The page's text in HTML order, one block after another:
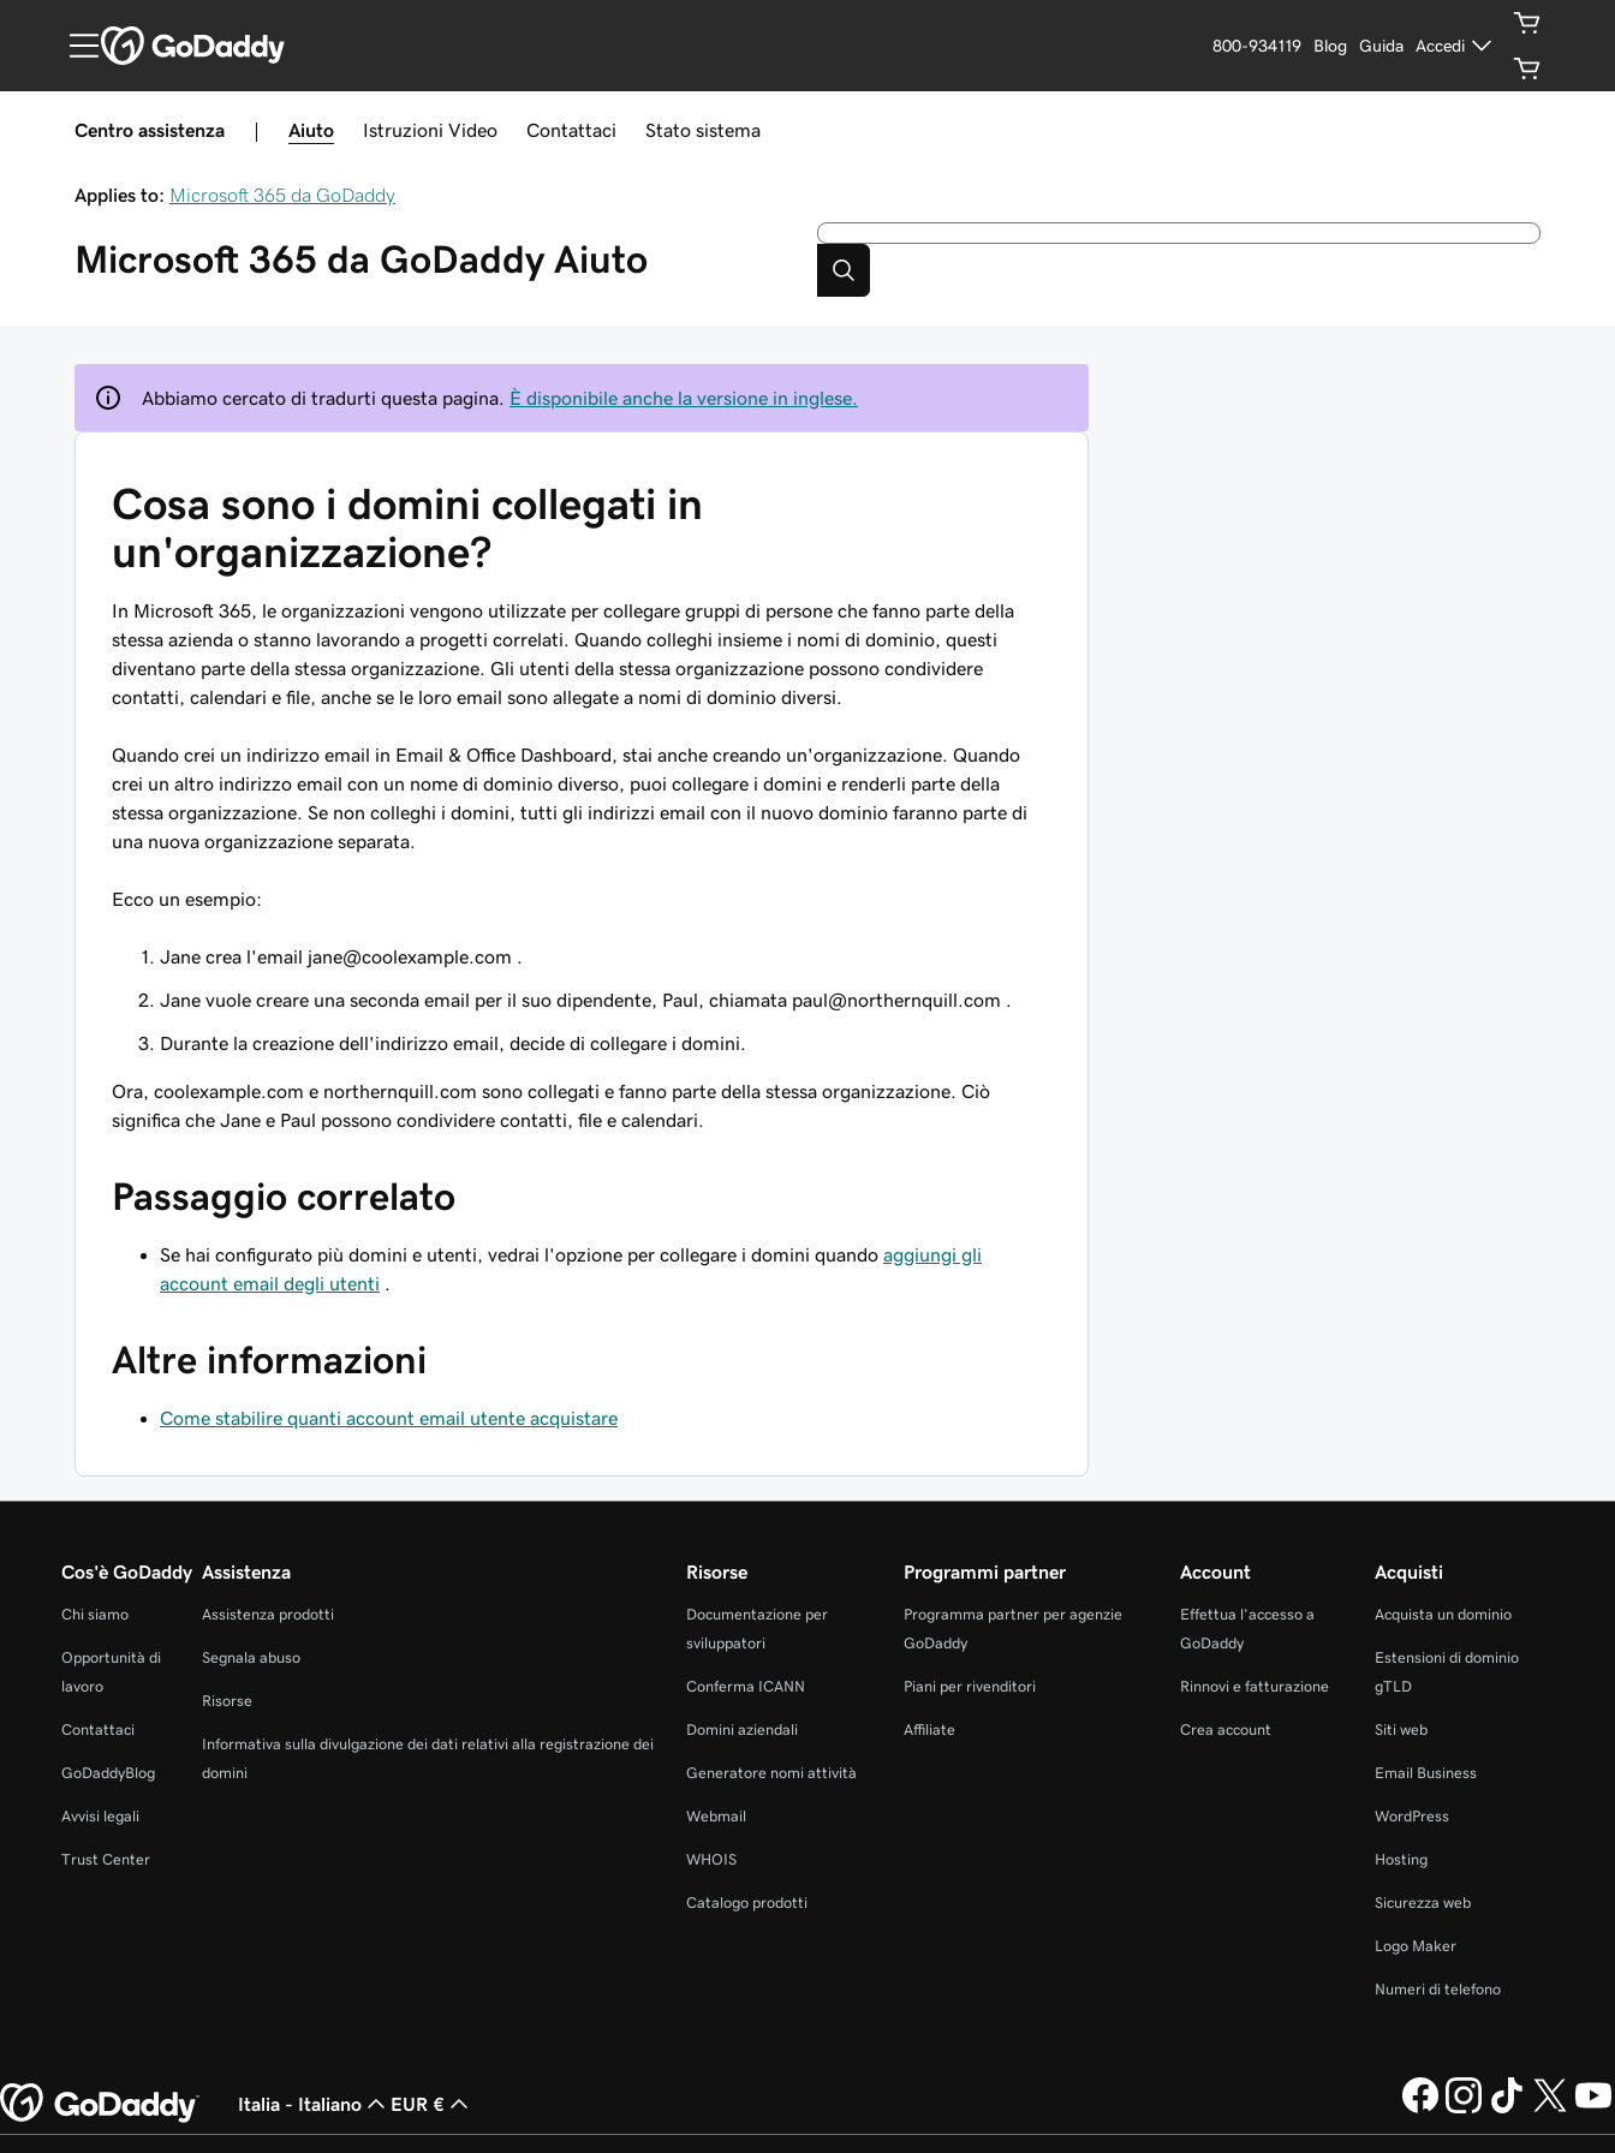
800-934119 Blog Guida Accedi
Centro assistenza Aiuto Istruzioni Video Contattaci Stato sistema
Applies to: Microsoft 365 da GoDaddy
Microsoft 365 da GoDaddy Aiuto
Abbiamo cercato di tradurti questa pagina. È disponibile anche la versione in inglese.
Cosa sono i domini collegati in
un'organizzazione?
In Microsoft 365, le organizzazioni vengono utilizzate per collegare gruppi di persone che fanno parte della
stessa azienda o stanno lavorando a progetti correlati. Quando colleghi insieme i nomi di dominio, questi
diventano parte della stessa organizzazione. Gli utenti della stessa organizzazione possono condividere
contatti, calendari e file, anche se le loro email sono allegate a nomi di dominio diversi.
Quando crei un indirizzo email in Email & Office Dashboard, stai anche creando un'organizzazione. Quando
crei un altro indirizzo email con un nome di dominio diverso, puoi collegare i domini e renderli parte della
stessa organizzazione. Se non colleghi i domini, tutti gli indirizzi email con il nuovo dominio faranno parte di
una nuova organizzazione separata.
Ecco un esempio:
Jane crea l'email jane@coolexample.com
Jane vuole creare una seconda email per il suo dipendente, Paul, chiamata paul@northernquill.com
Durante la creazione dell'indirizzo email, decide di collegare i domini.
Ora, coolexample.com e northernquill.com sono collegati e fanno parte della stessa organizzazione. Ciò
significa che Jane e Paul possono condividere contatti, file e calendari.
Passaggio correlato
Se hai configurato più domini e utenti, vedrai l'opzione per collegare i domini quando aggiungi gli
account email degli utenti
Altre informazioni
Come stabilire quanti account email utente acquistare
Cos'è GoDaddy
Chi siamo
Opportunità di
lavoro
Contattaci
GoDaddyBlog
Avvisi legali
Trust Center
Assistenza
Assistenza prodotti
Segnala abuso
Risorse
Informativa sulla divulgazione dei dati relativi alla registrazione dei
domini
Risorse
Documentazione per
sviluppatori
Conferma ICANN
Domini aziendali
Generatore nomi attività
Webmail
WHOIS
Catalogo prodotti
Programmi partner
Programma partner per agenzie
GoDaddy
Piani per rivenditori
Affiliate
Account
Effettua l'accesso a
GoDaddy
Rinnovi e fatturazione
Crea account
Acquisti
Acquista un dominio
Estensioni di dominio
gTLD
Siti web
Email Business
WordPress
Hosting
Sicurezza web
Logo Maker
Numeri di telefono
Italia - Italiano EUR €